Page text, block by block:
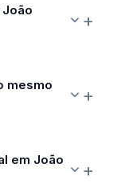
mesmo
em João